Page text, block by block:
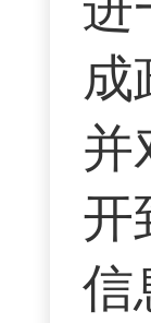
成
并
开
信